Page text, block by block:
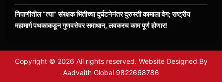
निपाणीतील “त्या” संरक्षक भिंतीच्या दुर्घटनेनंतर दुरुस्ती कामाला वेग; राष्ट्रीय
महामार्ग पथकाकडून गुणवत्तेवर समाधान, लवकरच काम पूर्ण होणार!
Copyright © 2026 All rights reserved. Website Designed By
Aadvaith Global 9822668786